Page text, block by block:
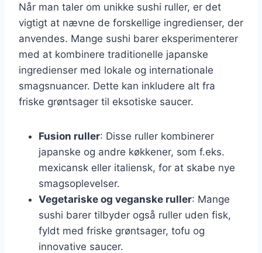
Når man taler om unikke sushi ruller, er det
vigtigt at nævne de forskellige ingredienser, der
anvendes. Mange sushi barer eksperimenterer
med at kombinere traditionelle japanske
ingredienser med lokale og internationale
smagsnuancer. Dette kan inkludere alt fra
friske grøntsager til eksotiske saucer.
Fusion ruller: Disse ruller kombinerer
japanske og andre køkkener, som f.eks.
mexicansk eller italiensk, for at skabe nye
smagsoplevelser.
Vegetariske og veganske ruller: Mange
sushi barer tilbyder også ruller uden fisk,
fyldt med friske grøntsager, tofu og
innovative saucer.